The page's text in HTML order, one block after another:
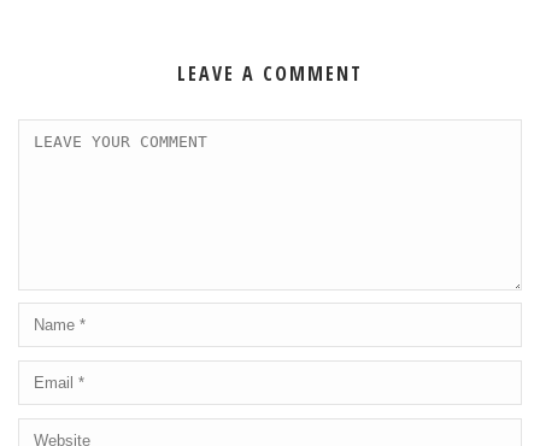
LEAVE A COMMENT